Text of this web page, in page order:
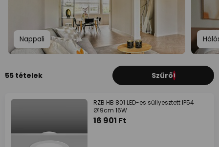
Nappali
55 tételek Szűrő1
RZB HB 801 LED-es süllyesztett IP54
Ø19cm 16W
16 901 Ft